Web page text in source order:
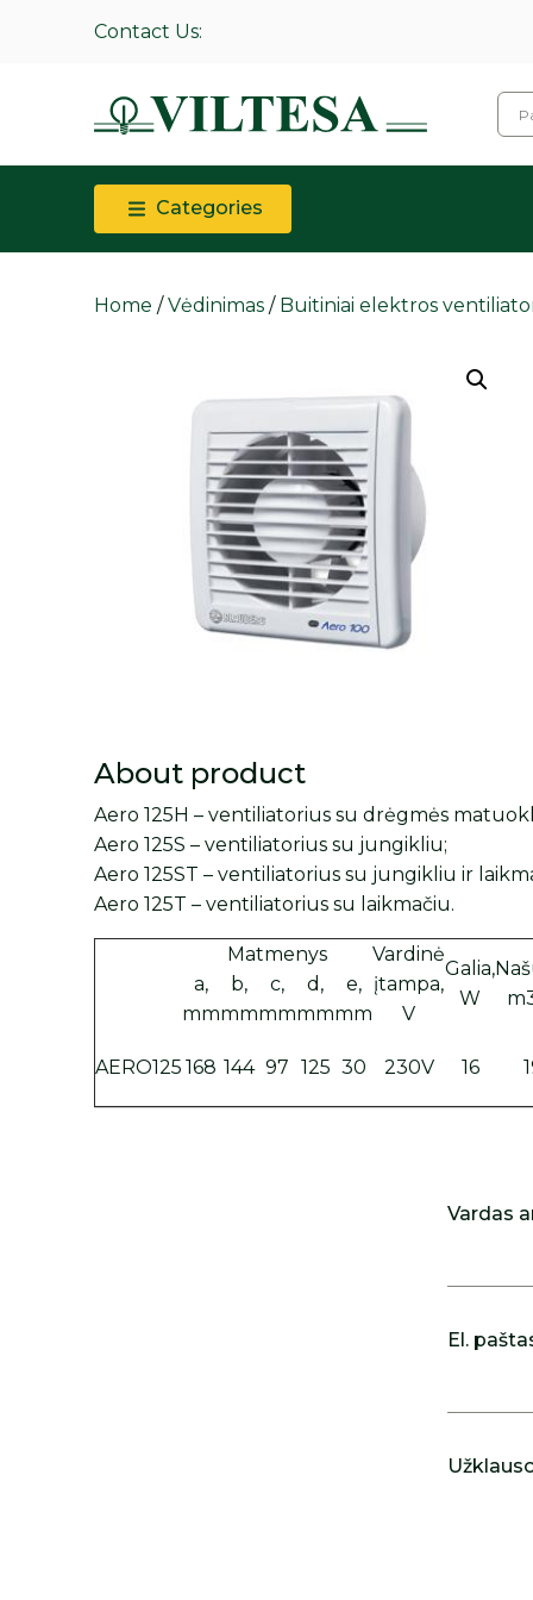
Contact Us:
Categories
Home /Vėdinimas / Buitiniai elektros
About product
Aero 125H – ventiliatorius su drėgmės
Aero 125S – ventiliatorius su jungikliu;
Aero 125ST – ventiliatorius su jungikliu ir
Aero 125T – ventiliatorius su laikmačiu.
Matmenys
Vardinė
įtampa,
V
Galia,
W
a,
mm
b,
mm
c,
mm
d,
mm
e,
mm
AERO125 168 144 97 125 30 230V 16
Vardas
El.